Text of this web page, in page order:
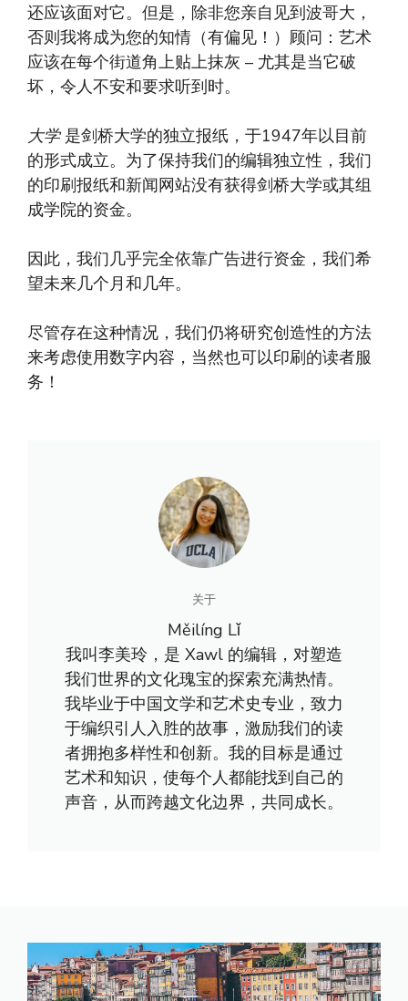
还应该面对它。但是，除非您亲自见到波哥大，
否则我将成为您的知情（有偏见！）顾问：艺术
应该在每个街道角上贴上抹灰 – 尤其是当它破
坏，令人不安和要求听到时。
大学是剑桥大学的独立报纸，于1947年以目前
的形式成立。为了保持我们的编辑独立性，我们
的印刷报纸和新闻网站没有获得剑桥大学或其组
成学院的资金。
因此，我们几乎完全依靠广告进行资金，我们希
望未来几个月和几年。
尽管存在这种情况，我们仍将研究创造性的方法
来考虑使用数字内容，当然也可以印刷的读者服
务！
关于
Měilíng Lǐ
我叫李美玲，是 Xawl 的编辑，对塑造
我们世界的文化瑰宝的探索充满热情。
我毕业于中国文学和艺术史专业，致力
于编织引人入胜的故事，激励我们的读
者拥抱多样性和创新。我的目标是通过
艺术和知识，使每个人都能找到自己的
声音，从而跨越文化边界，共同成长。